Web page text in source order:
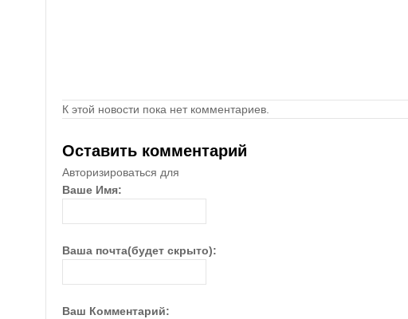
К этой новости пока нет комментариев.
Оставить комментарий
Авторизироваться для
Ваше Имя:
Ваша почта(будет скрыто):
Ваш Комментарий: